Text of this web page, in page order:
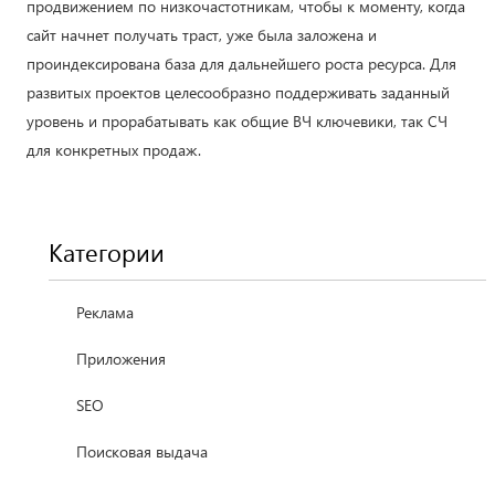
продвижением по низкочастотникам, чтобы к моменту, когда
сайт начнет получать траст, уже была заложена и
проиндексирована база для дальнейшего роста ресурса. Для
развитых проектов целесообразно поддерживать заданный
уровень и прорабатывать как общие ВЧ ключевики, так СЧ
для конкретных продаж.
Категории
Реклама
Приложения
SEO
Поисковая выдача